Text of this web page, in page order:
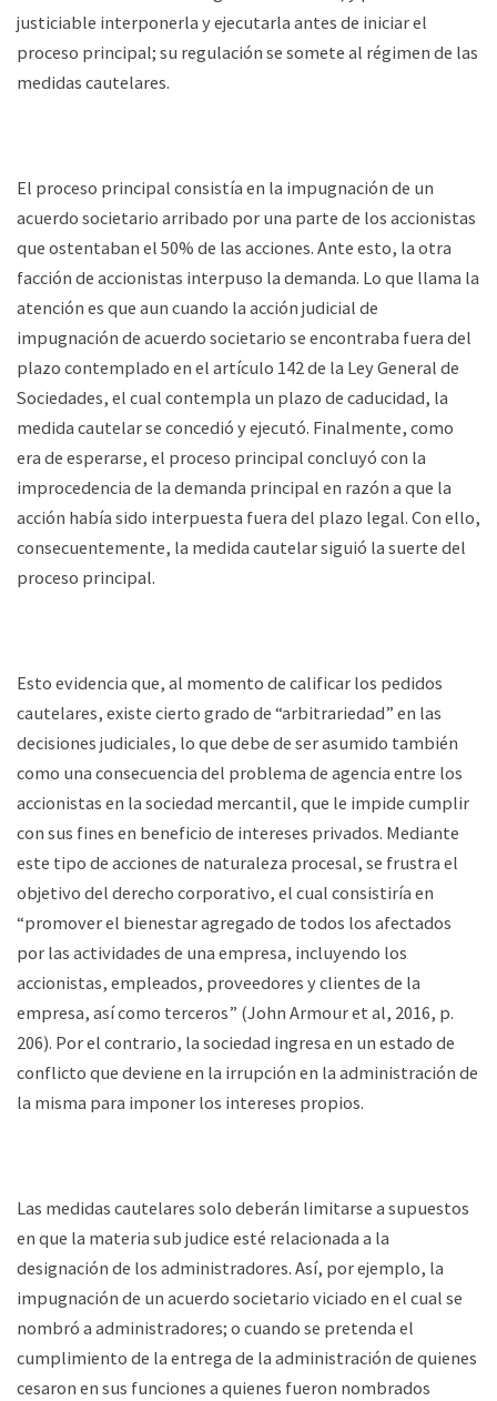
justiciable interponerla y ejecutarla antes de iniciar el
proceso principal; su regulación se somete al régimen de las
medidas cautelares.
El proceso principal consistía en la impugnación de un
acuerdo societario arribado por una parte de los accionistas
que ostentaban el 50% de las acciones. Ante esto, la otra
facción de accionistas interpuso la demanda. Lo que llama la
atención es que aun cuando la acción judicial de
impugnación de acuerdo societario se encontraba fuera del
plazo contemplado en el artículo 142 de la Ley General de
Sociedades, el cual contempla un plazo de caducidad, la
medida cautelar se concedió y ejecutó. Finalmente, como
era de esperarse, el proceso principal concluyó con la
improcedencia de la demanda principal en razón a que la
acción había sido interpuesta fuera del plazo legal. Con ello,
consecuentemente, la medida cautelar siguió la suerte del
proceso principal.
Esto evidencia que, al momento de calificar los pedidos
cautelares, existe cierto grado de “arbitrariedad” en las
decisiones judiciales, lo que debe de ser asumido también
como una consecuencia del problema de agencia entre los
accionistas en la sociedad mercantil, que le impide cumplir
con sus fines en beneficio de intereses privados. Mediante
este tipo de acciones de naturaleza procesal, se frustra el
objetivo del derecho corporativo, el cual consistiría en
“promover el bienestar agregado de todos los afectados
por las actividades de una empresa, incluyendo los
accionistas, empleados, proveedores y clientes de la
empresa, así como terceros” (John Armour et al, 2016, p.
206). Por el contrario, la sociedad ingresa en un estado de
conflicto que deviene en la irrupción en la administración de
la misma para imponer los intereses propios.
Las medidas cautelares solo deberán limitarse a supuestos
en que la materia sub judice esté relacionada a la
designación de los administradores. Así, por ejemplo, la
impugnación de un acuerdo societario viciado en el cual se
nombró a administradores; o cuando se pretenda el
cumplimiento de la entrega de la administración de quienes
cesaron en sus funciones a quienes fueron nombrados